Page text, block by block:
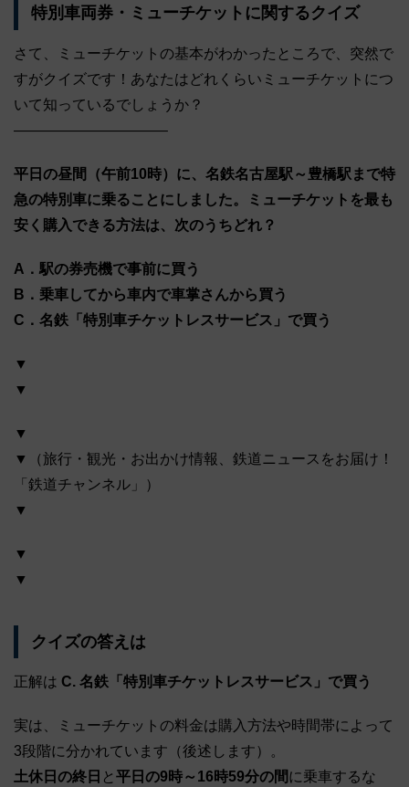
特別車両券・ミューチケットに関するクイズ
さて、ミューチケットの基本がわかったところで、突然で
すがクイズです！あなたはどれくらいミューチケットにつ
いて知っているでしょうか？
——————————–
平日の昼間（午前10時）に、名鉄名古屋駅～豊橋駅まで特
急の特別車に乗ることにしました。ミューチケットを最も
安く購入できる方法は、次のうちどれ？
A．駅の券売機で事前に買う
B．乗車してから車内で車掌さんから買う
C．名鉄「特別車チケットレスサービス」で買う
▼
▼
▼
▼（旅行・観光・お出かけ情報、鉄道ニュースをお届け！
「鉄道チャンネル」）
▼
▼
▼
クイズの答えは
正解は C. 名鉄「特別車チケットレスサービス」で買う
実は、ミューチケットの料金は購入方法や時間帯によって
3段階に分かれています（後述します）。
土休日の終日 と 平日の9時～16時59分の間に乗車するな